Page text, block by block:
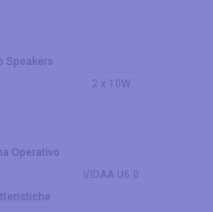
Speakers
2 x 10W
Operativo
VIDAA U6.0